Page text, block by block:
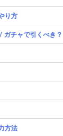
り方
ガチャで引くべき？
方法